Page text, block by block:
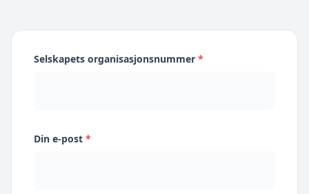
Selskapets organisasjonsnummer *
Din e-post *